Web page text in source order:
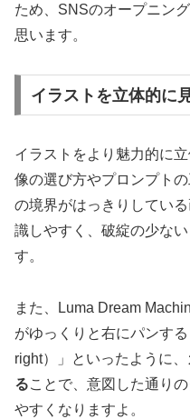
ため、SNSのオープニン
思います。
イラストを立体的に
イラストをより魅力的に
像の選び方やプロンプト
の境界がはっきりしてい
識しやすく、破綻の少な
す。
また、Luma Dream
がゆっくりと右にパンす
right）」といったように、
ることで、意図した通り
やすくなりますよ。